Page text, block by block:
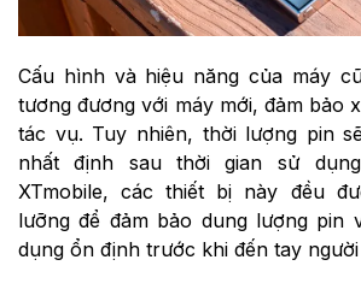
Cấu hình và hiệu năng của máy
tương đương với máy mới, đảm bảo
tác vụ. Tuy nhiên, thời lượng pin
nhất định sau thời gian sử
XTmobile, các thiết bị này đều
lưỡng để đảm bảo dung lượng pin
dụng ổn định trước khi đến tay người